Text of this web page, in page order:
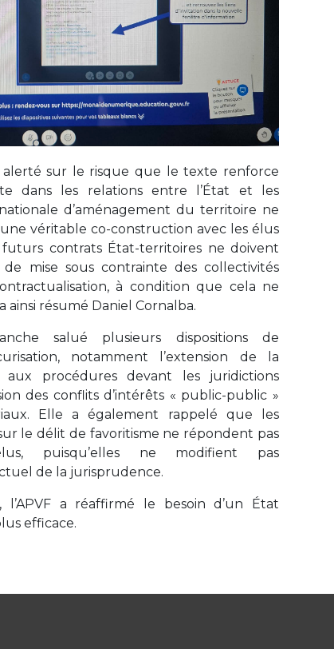
alerté sur le risque que le texte renforce
dans les relations entre l’État et les
d’aménagement du territoire ne
véritable co-construction avec les élus
contrats État-territoires ne doivent
mise sous contrainte des collectivités
à condition que cela ne
ainsi résumé Daniel Cornalba.
salué plusieurs dispositions de
notamment l’extension de la
aux procédures devant les juridictions
des conflits d’intérêts « public-public »
Elle a également rappelé que les
le délit de favoritisme ne répondent pas
puisqu’elles ne modifient pas
de la jurisprudence.
a réaffirmé le besoin d’un État
efficace.